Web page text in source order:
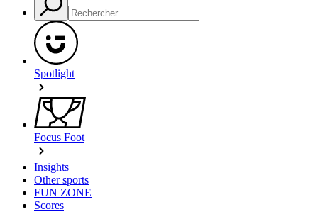
Spotlight
Focus Foot
Insights
Other sports
FUN ZONE
Scores